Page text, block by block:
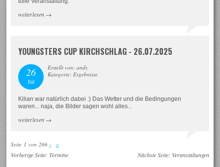
weiterlesen →
YOUNGSTERS CUP KIRCHSCHLAG - 26.07.2025
26
Jul
Erstellt von: andy
Kategorie: Ergebnisse
Kilian war natürlich dabei :) Das Wetter und die Bedingungen
waren... naja, die Bilder sagen wohl alles...
weiterlesen →
Seite 1 von 266 › »
Vorherige Seite:Termine Nächste Seite: Veranstaltungen